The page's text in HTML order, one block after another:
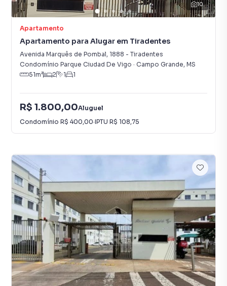
10
Apartamento
Apartamento para Alugar em Tiradentes
Avenida Marquês de Pombal, 1888 - Tiradentes
Condomínio Parque Ciudad De Vigo · Campo Grande, MS
51m² 2 1 1
R$ 1.800,00Aluguel
Condomínio R$ 400,00·IPTU R$ 108,75